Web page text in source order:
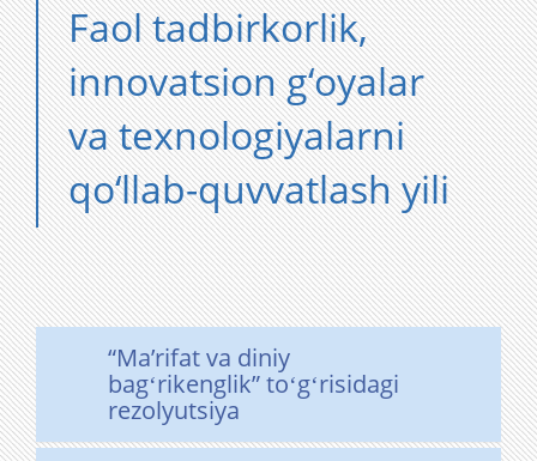
Faol tadbirkorlik,
innovatsion g‘oyalar
va texnologiyalarni
qo‘llab-quvvatlash yili
“Maʼrifat va diniy
bagʻrikenglik” toʻgʻrisidagi
rezolyutsiya